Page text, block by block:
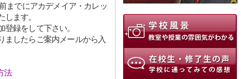
までにアカデメイア・カレッ
ます。
録をして下さい。
したらご案内メールから入
法